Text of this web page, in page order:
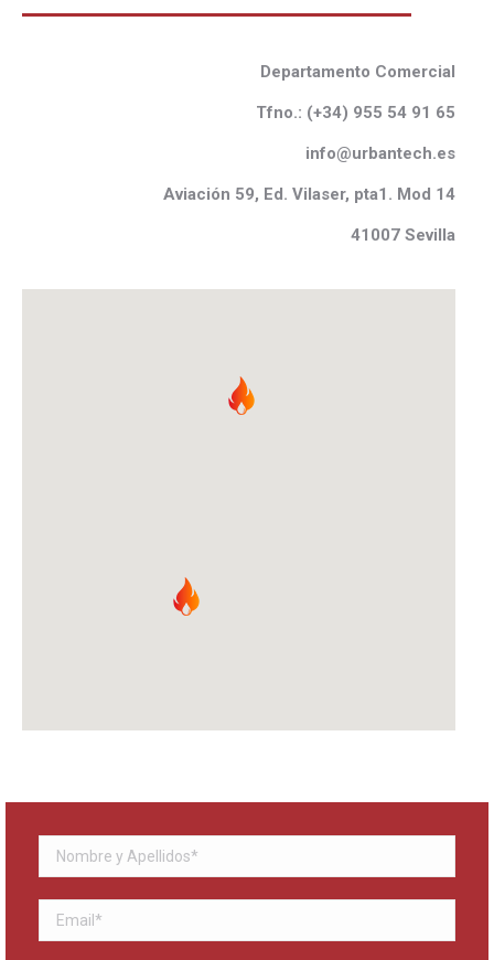
Departamento Comercial
Tfno.: (+34) 955 54 91 65
info@urbantech.es
Aviación 59, Ed. Vilaser, pta1. Mod 14
41007 Sevilla